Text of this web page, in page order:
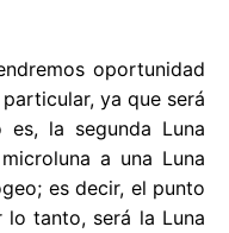
oportunidad
ya que será
es, la segunda Luna
a una Luna
es decir, el punto
tanto, será la Luna